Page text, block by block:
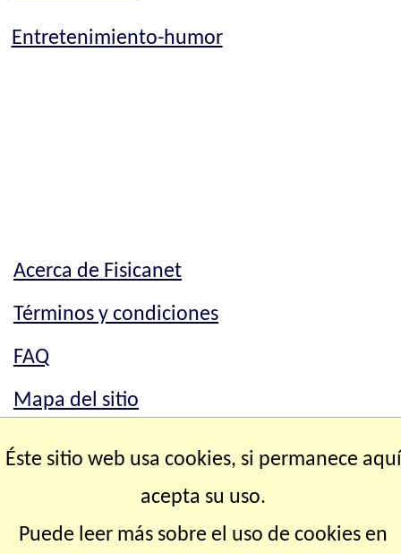
Entretenimiento-humor
Acerca de Fisicanet
Términos y condiciones
FAQ
Mapa del sitio
Mapa del sitio
Éste sitio web usa cookies, si permanece aquí
acepta su uso.
Puede leer más sobre el uso de cookies en